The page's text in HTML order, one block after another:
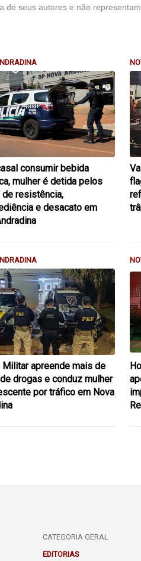
seus autores e não
consumir bebida
mulher é detida pelos
resistência,
e desacato em
Militar apreende mais de
drogas e conduz mulher
por tráfico em Nova
CATEGORIA GERAL
EDITORIAS